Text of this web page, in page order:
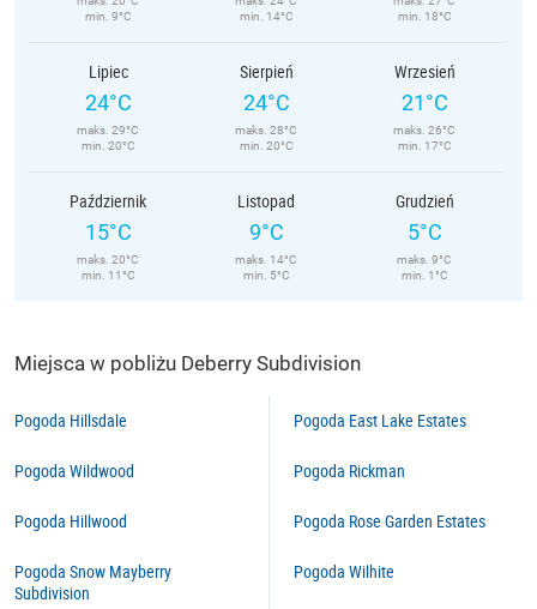
min. 9°C
min. 14°C
min. 18°C
Lipiec
24°C
maks. 29°C
min. 20°C
Sierpień
24°C
maks. 28°C
min. 20°C
Wrzesień
21°C
maks. 26°C
min. 17°C
Październik
15°C
maks. 20°C
min. 11°C
Listopad
9°C
maks. 14°C
min. 5°C
Grudzień
5°C
maks. 9°C
min. 1°C
Miejsca w pobliżu Deberry Subdivision
Pogoda Hillsdale
Pogoda Wildwood
Pogoda Hillwood
Pogoda Snow Mayberry
Subdivision
Pogoda East Lake Estates
Pogoda Rickman
Pogoda Rose Garden Estates
Pogoda Wilhite